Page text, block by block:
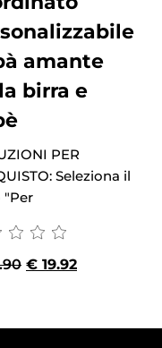
amante
birra e
PER
Seleziona il
"Per
€ 19.92